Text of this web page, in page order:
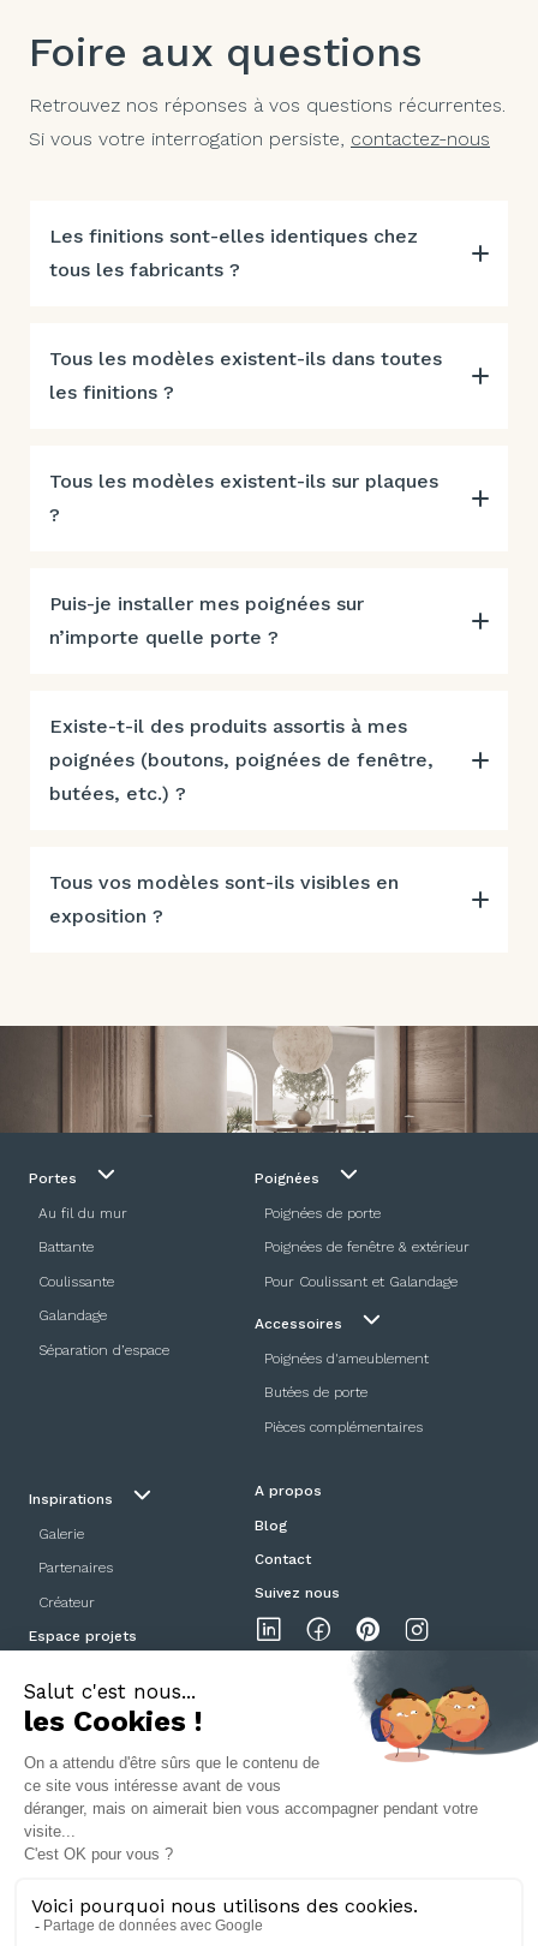
Foire aux questions
Retrouvez nos réponses à vos questions récurrentes.
Si vous votre interrogation persiste, contactez-nous
Les finitions sont-elles identiques chez
tous les fabricants ?
Tous les modèles existent-ils dans toutes
les finitions ?
Tous les modèles existent-ils sur plaques
?
Puis-je installer mes poignées sur
n’importe quelle porte ?
Existe-t-il des produits assortis à mes
poignées (boutons, poignées de fenêtre,
butées, etc.) ?
Tous vos modèles sont-ils visibles en
exposition ?
Portes
Au fil du mur
Battante
Coulissante
Galandage
Séparation d’espace
Poignées
Poignées de porte
Poignées de fenêtre & extérieur
Pour Coulissant et Galandage
Accessoires
Poignées d'ameublement
Butées de porte
Pièces complémentaires
Inspirations
Galerie
Partenaires
Créateur
Espace projets
A propos
Blog
Contact
Suivez nous
Mentions légalesPolitique de confidentialitéCGV